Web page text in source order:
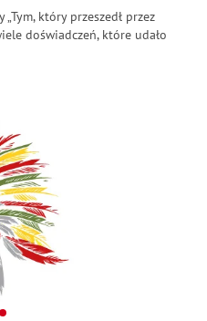
który przeszedł przez
doświadczeń, które udało